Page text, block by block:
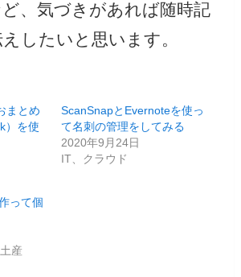
、気づきがあれば随時記
したいと思います。
まとめ
）を使
ScanSnapとEvernoteを使っ
て名刺の管理をしてみる
2020年9月24日
IT、クラウド
って個
産